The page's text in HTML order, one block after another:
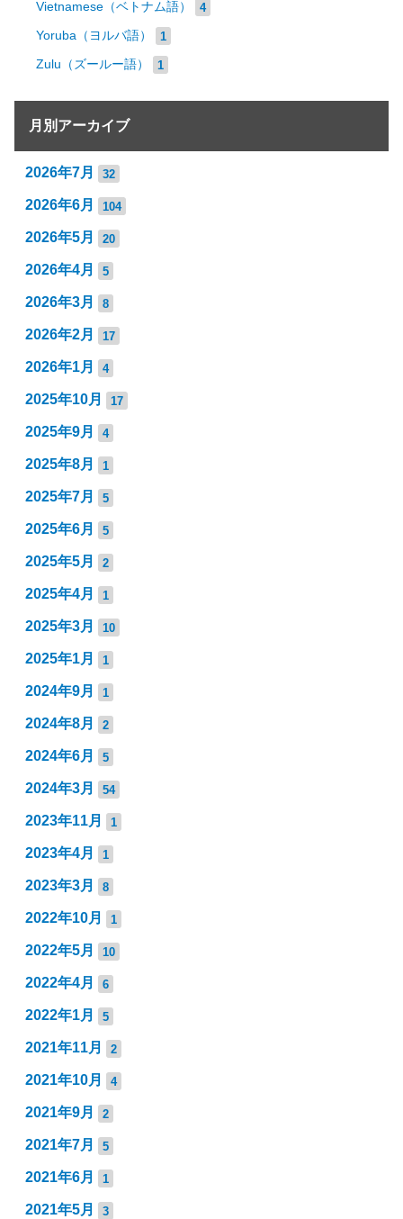
Vietnamese（ベトナム語） 4
Yoruba（ヨルバ語） 1
Zulu（ズールー語） 1
月別アーカイブ
2026年7月 32
2026年6月 104
2026年5月 20
2026年4月 5
2026年3月 8
2026年2月 17
2026年1月 4
2025年10月 17
2025年9月 4
2025年8月 1
2025年7月 5
2025年6月 5
2025年5月 2
2025年4月 1
2025年3月 10
2025年1月 1
2024年9月 1
2024年8月 2
2024年6月 5
2024年3月 54
2023年11月 1
2023年4月 1
2023年3月 8
2022年10月 1
2022年5月 10
2022年4月 6
2022年1月 5
2021年11月 2
2021年10月 4
2021年9月 2
2021年7月 5
2021年6月 1
2021年5月 3